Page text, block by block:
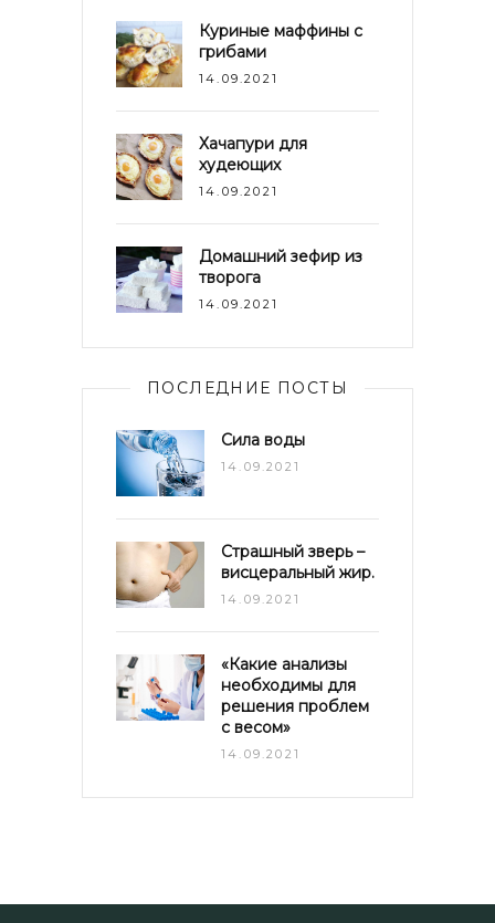
Куриные маффины с
грибами
14.09.2021
Хачапури для
худеющих
14.09.2021
Домашний зефир из
творога
14.09.2021
ПОСЛЕДНИЕ ПОСТЫ
Сила воды
14.09.2021
Страшный зверь –
висцеральный жир.
14.09.2021
«Какие анализы
необходимы для
решения проблем
с весом»
14.09.2021